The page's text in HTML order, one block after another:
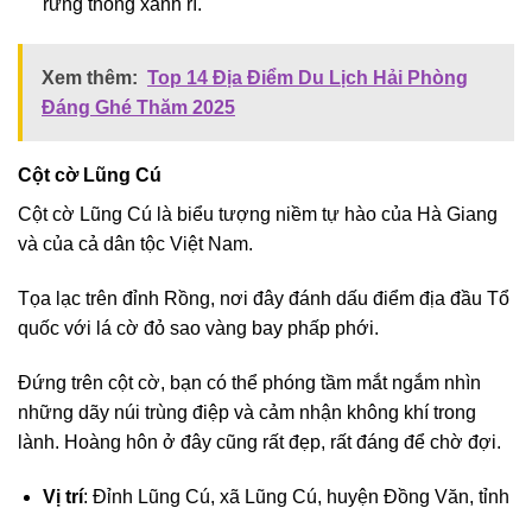
rừng thông xanh rì.
Xem thêm: Top 14 Địa Điểm Du Lịch Hải Phòng
Đáng Ghé Thăm 2025
Cột cờ Lũng Cú
Cột cờ Lũng Cú là biểu tượng niềm tự hào của Hà Giang
và của cả dân tộc Việt Nam.
Tọa lạc trên đỉnh Rồng, nơi đây đánh dấu điểm địa đầu Tổ
quốc với lá cờ đỏ sao vàng bay phấp phới.
Đứng trên cột cờ, bạn có thể phóng tầm mắt ngắm nhìn
những dãy núi trùng điệp và cảm nhận không khí trong
lành. Hoàng hôn ở đây cũng rất đẹp, rất đáng để chờ đợi.
Vị trí: Đỉnh Lũng Cú, xã Lũng Cú, huyện Đồng Văn, tỉnh